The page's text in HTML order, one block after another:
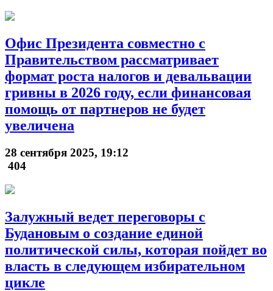
Офис Президента совместно с
Правительством рассматривает
формат роста налогов и девальвации
гривны в 2026 году, если финансовая
помощь от партнеров не будет
увеличена
28 сентября 2025, 19:12
404
Залужный ведет переговоры с
Будановым о создание единой
политической силы, которая пойдет во
власть в следующем избирательном
цикле